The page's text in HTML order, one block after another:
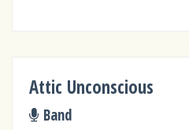
Attic Unconscious
Band